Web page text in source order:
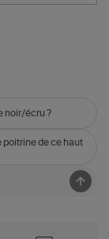
noir/écru ?
poitrine de ce haut